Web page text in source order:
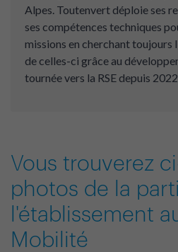
Alpes. Toutenvert déploie ses
ses compétences techniques
missions en cherchant
de celles-ci grâce au
tournée vers la RSE depuis
Vous trouverez
photos de la
l'établissement
Mobilité